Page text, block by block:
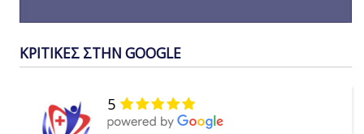
ΚΡΙΤΙΚΕΣ ΣΤΗΝ GOOGLE
5